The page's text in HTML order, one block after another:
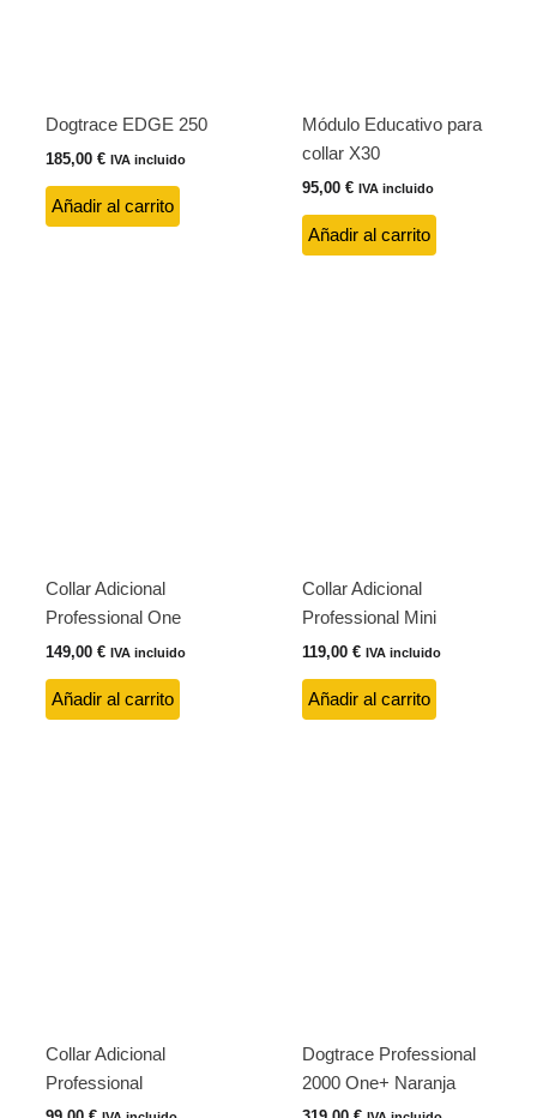
Dogtrace EDGE 250
185,00 € IVA incluido
Añadir al carrito
Módulo Educativo para
collar X30
95,00 € IVA incluido
Añadir al carrito
Collar Adicional
Professional One
149,00 € IVA incluido
Añadir al carrito
Collar Adicional
Professional Mini
119,00 € IVA incluido
Añadir al carrito
Collar Adicional
Professional
Dogtrace Professional
2000 One+ Naranja